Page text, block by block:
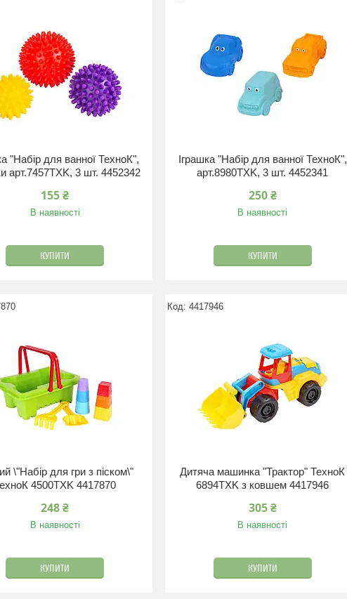
"Набір для ванної ТехноК",
арт.7457TXK, 3 шт. 4452342
155 ₴
В наявності
КУПИТИ
Іграшка "Набір для ванної ТехноК",
арт.8980TXK, 3 шт. 4452341
250 ₴
В наявності
КУПИТИ
\"Набір для гри з піском\"
4500TXK 4417870
248 ₴
В наявності
КУПИТИ
4417946
Дитяча машинка "Трактор" ТехноК
6894TXK з ковшем 4417946
305 ₴
В наявності
КУПИТИ